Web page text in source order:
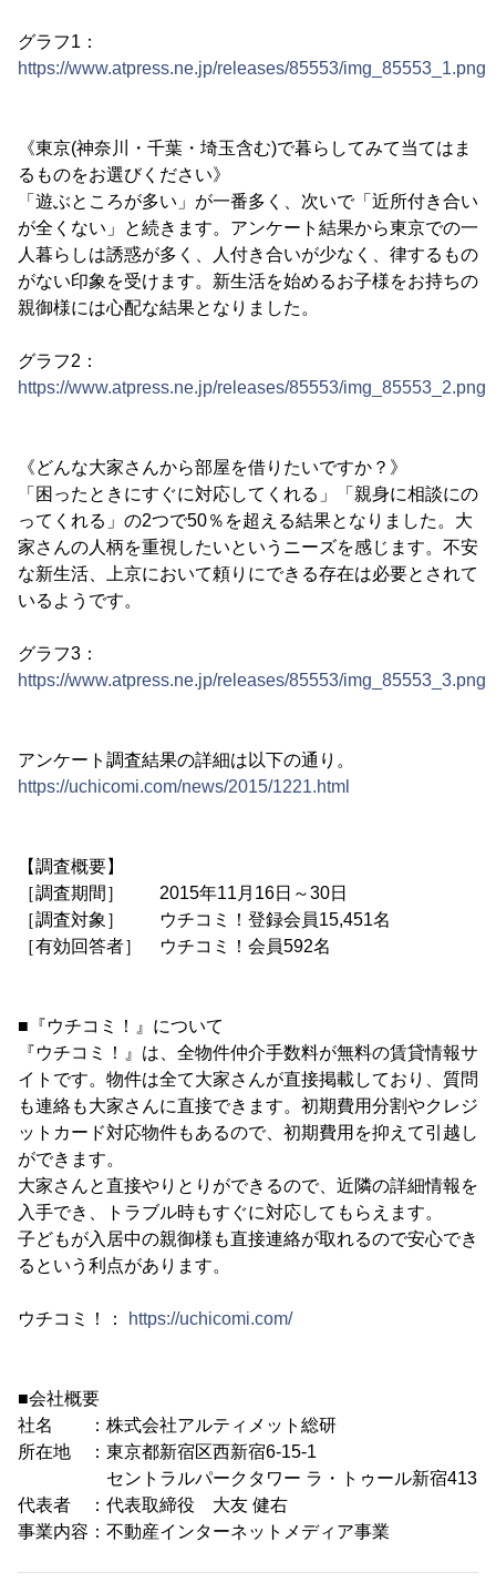
グラフ1：
https://www.atpress.ne.jp/releases/85553/img_85553_1.png
《東京(神奈川・千葉・埼玉含む)で暮らしてみて当てはま
るものをお選びください》
「遊ぶところが多い」が一番多く、次いで「近所付き合い
が全くない」と続きます。アンケート結果から東京での一
人暮らしは誘惑が多く、人付き合いが少なく、律するもの
がない印象を受けます。新生活を始めるお子様をお持ちの
親御様には心配な結果となりました。
グラフ2：
https://www.atpress.ne.jp/releases/85553/img_85553_2.png
《どんな大家さんから部屋を借りたいですか？》
「困ったときにすぐに対応してくれる」「親身に相談にの
ってくれる」の2つで50％を超える結果となりました。大
家さんの人柄を重視したいというニーズを感じます。不安
な新生活、上京において頼りにできる存在は必要とされて
いるようです。
グラフ3：
https://www.atpress.ne.jp/releases/85553/img_85553_3.png
アンケート調査結果の詳細は以下の通り。
https://uchicomi.com/news/2015/1221.html
【調査概要】
［調査期間］ 2015年11月16日～30日
［調査対象］ ウチコミ！登録会員15,451名
［有効回答者］ ウチコミ！会員592名
■『ウチコミ！』について
『ウチコミ！』は、全物件仲介手数料が無料の賃貸情報サ
イトです。物件は全て大家さんが直接掲載しており、質問
も連絡も大家さんに直接できます。初期費用分割やクレジ
ットカード対応物件もあるので、初期費用を抑えて引越し
ができます。
大家さんと直接やりとりができるので、近隣の詳細情報を
入手でき、トラブル時もすぐに対応してもらえます。
子どもが入居中の親御様も直接連絡が取れるので安心でき
るという利点があります。
ウチコミ！： https://uchicomi.com/
■会社概要
社名 ：株式会社アルティメット総研
所在地 ：東京都新宿区西新宿6-15-1
セントラルパークタワー ラ・トゥール新宿413
代表者 ：代表取締役 大友 健右
事業内容：不動産インターネットメディア事業